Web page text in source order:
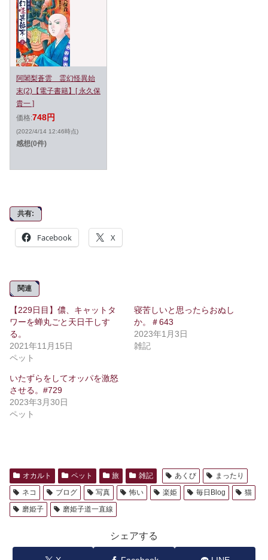
阿闍梨蒼雲 霊幻怪異始
末(2)【電子書籍】[ 永久保
貴一 ]
価格:748円
(2022/4/14 12:46時点)
感想(0件)
共有:
Facebook X
関連
【229日目】儂、キャットタ
ワーを蝉丸ごと天日干しす
る。
2021年11月15日
ペット
寝苦しいと思ったらおぬし
か。＃643
2023年1月3日
雑記
いたずらをしてオッパを激怒
させる。#729
2023年3月30日
ペット
オカルト ペット 旅 雑記 あくび
まったり
ネコ
ブログ 写真 怖い 楽姫 毎日Blog
猫
磨姫子
磨姫子道一直線
シェアする